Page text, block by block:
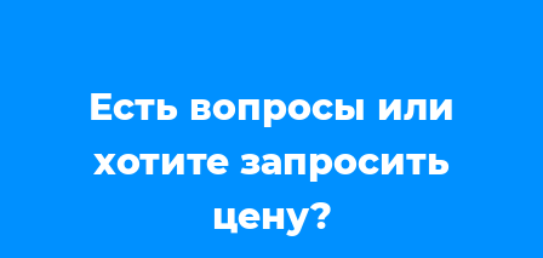
Есть вопросы или
хотите запросить
цену?